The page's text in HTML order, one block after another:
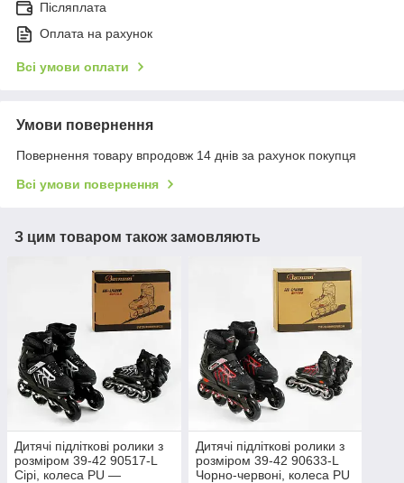
Післяплата
Оплата на рахунок
Всі умови оплати
Умови повернення
Повернення товару впродовж 14 днів за рахунок покупця
Всі умови повернення
З цим товаром також замовляють
Дитячі підліткові ролики з
розміром 39-42 90517-L
Сірі, колеса PU —
Дитячі підліткові ролики з
розміром 39-42 90633-L
Чорно-червоні, колеса PU